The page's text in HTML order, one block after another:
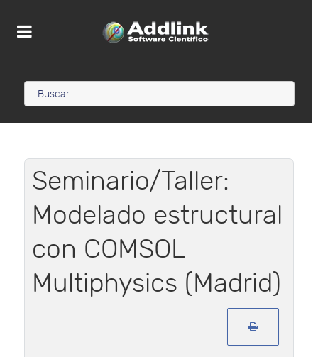
Seminario/Taller:
Modelado estructural
con COMSOL
Multiphysics (Madrid)